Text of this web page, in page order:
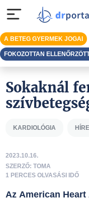
Sokaknál
KARDIOLÓGIA
2023.10.16.
SZERZŐ: TOMA
1 PERCES OLVASÁSI IDŐ
Az American
A BETEG GYERMEK JOGAI
FOKOZOTTAN